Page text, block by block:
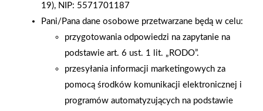
Omówiono z dziećmi podstawowe zasady bezpiecznego
poruszania się, z dużym naciskiem na prawidłowe
przechodzenie przez pasy. Na koniec prelekcji wszyscy wyszli
na przejście dla pieszych, aby przećwiczyć w praktyce zdobytą
wiedzę. Dzieci otrzymały odblaski na rękę, odblaskowe
zawieszki na tornister i plany lekcji.
19), NIP: 5571701187
Pani/Pana dane osobowe przetwarzane będą w celu:
przygotowania odpowiedzi na zapytanie na
podstawie art. 6 ust. 1 lit. „RODO”.
przesyłania informacji marketingowych za
pomocą środków komunikacji elektronicznej i
programów automatyzujących na podstawie